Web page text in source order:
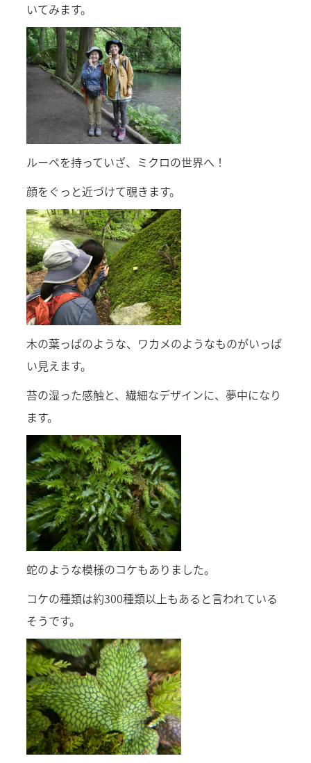
いてみます。
ルーペを持っていざ、ミクロの世界へ！
顔をぐっと近づけて覗きます。
木の葉っぱのような、ワカメのようなものがいっぱ
い見えます。
苔の湿った感触と、繊細なデザインに、夢中になり
ます。
蛇のような模様のコケもありました。
コケの種類は約300種類以上もあると言われている
そうです。